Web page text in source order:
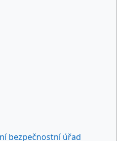
bezpečnostní úřad